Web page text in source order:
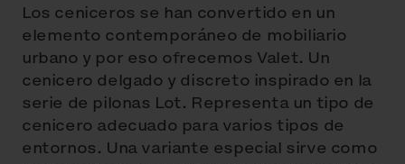
Los ceniceros se han convertido en un
elemento contemporáneo de mobiliario
urbano y por eso ofrecemos Valet. Un
cenicero delgado y discreto inspirado en la
serie de pilonas Lot. Representa un tipo de
cenicero adecuado para varios tipos de
entornos. Una variante especial sirve como